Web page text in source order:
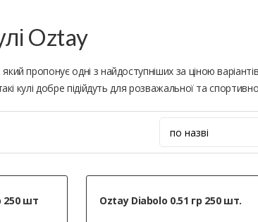
Oztay
пропонує одні з найдоступніших за ціною
кулі добре підійдуть для розважальної та
250 шт Oztay Diabolo 0.51 гр 250 шт.